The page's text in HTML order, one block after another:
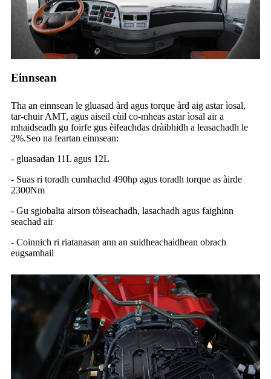
Einnsean
Tha an einnsean le gluasad àrd agus torque àrd aig astar ìosal,
tar-chuir AMT, agus aiseil cùil co-mheas astar ìosal air a
mhaidseadh gu foirfe gus èifeachdas dràibhidh a leasachadh le
2%.Seo na feartan einnsean:
- gluasadan 11L agus 12L
- Suas ri toradh cumhachd 490hp agus toradh torque as àirde
2300Nm
- Gu sgiobalta airson tòiseachadh, lasachadh agus faighinn
seachad air
- Coinnich ri riatanasan ann an suidheachaidhean obrach
eugsamhail